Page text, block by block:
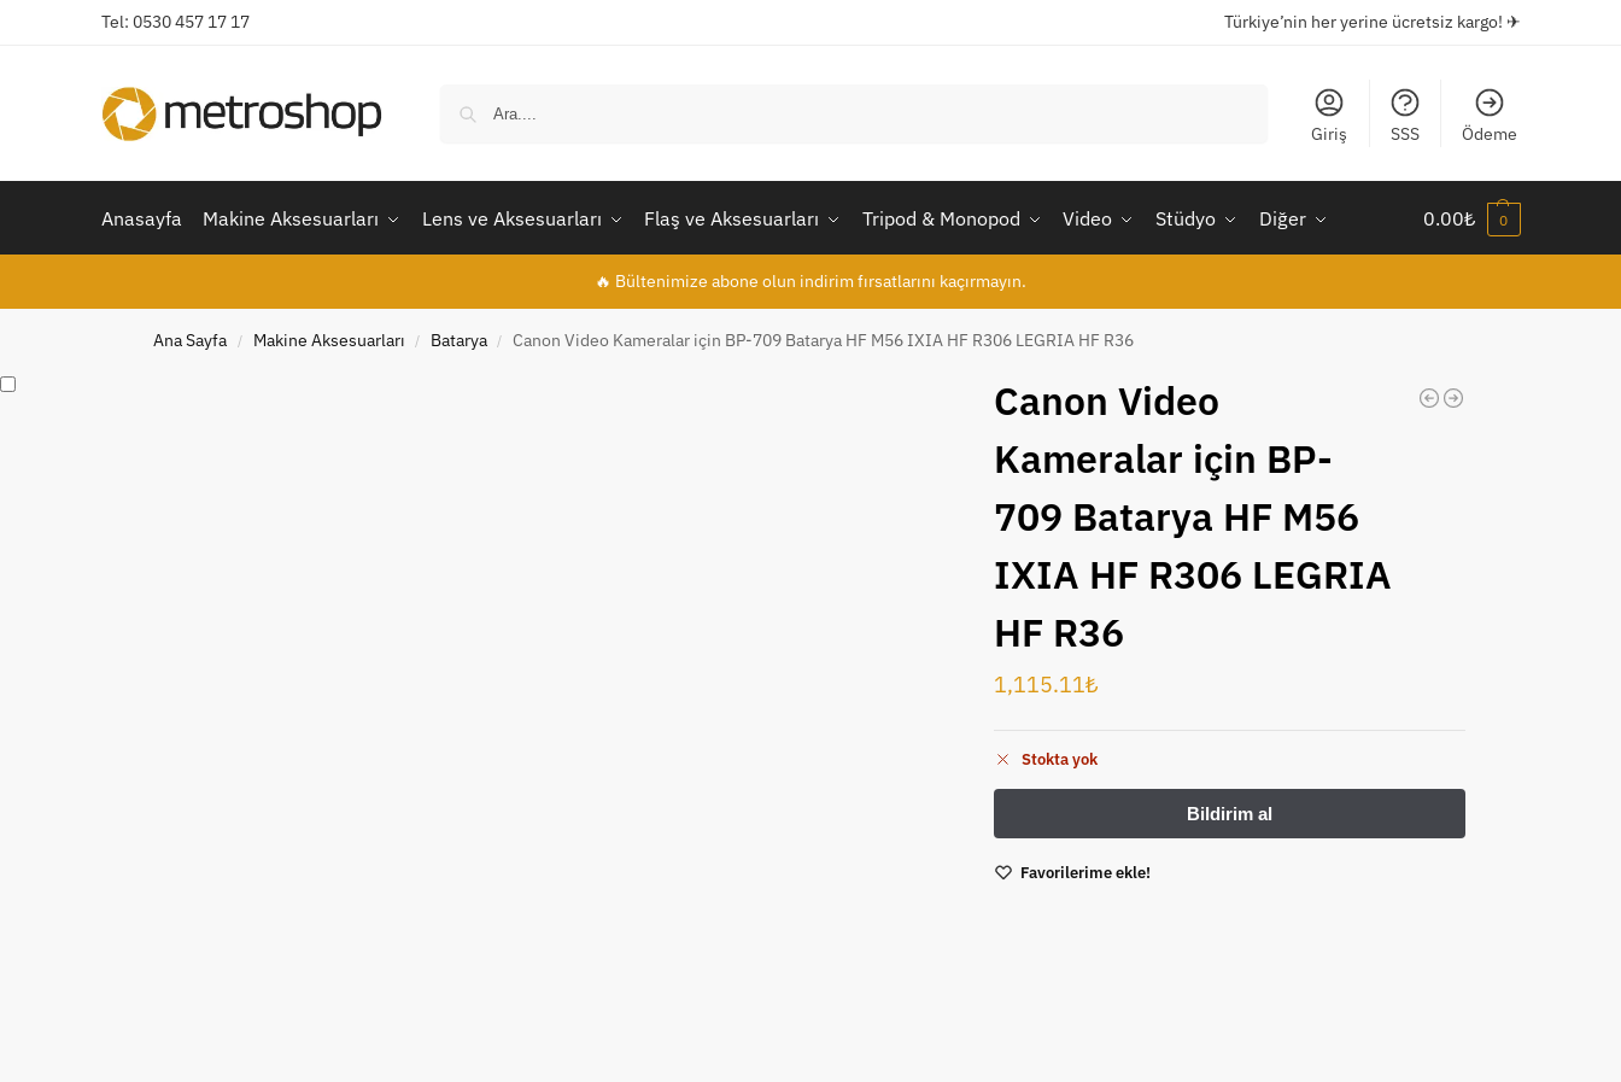
Tel: 0530 457 17 17 Türkiye’nin her yerine ücretsiz kargo! ✈
Giriş SSS Ödeme
Anasayfa Makine Aksesuarları Lens ve Aksesuarları Flaş ve Aksesuarları Tripod & Monopod Video Stüdyo Diğer 0.00₺ 0
🔥 Bültenimize abone olun indirim fırsatlarını kaçırmayın.
Ana Sayfa / Makine Aksesuarları / Batarya / Canon Video Kameralar için BP-709 Batarya HF M56 IXIA HF R306 LEGRIA HF R36
Canon Video
Kameralar için BP-
709 Batarya HF M56
IXIA HF R306 LEGRIA
HF R36
1,115.11₺
Stokta yok
Favorilerime ekle!